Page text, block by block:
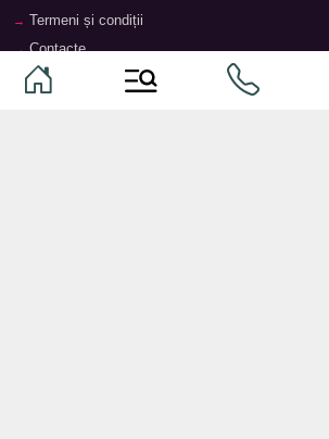
Termeni și condiții
Contacte
Magazine